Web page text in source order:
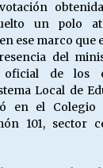
2026
2026
un polo
ese marco que
del
de los
Local de
en el Colegio
101, sector